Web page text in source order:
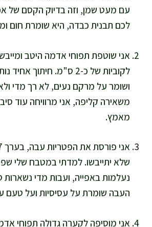
עם מעט שמן, וזה בדיוק הקסם של
לכם תבנית כבדה, היא שומרת חום
אני שוטפת תפוחי אדמה היטב
לקוביות של כ-2 ס"מ. חיתוך
ושומר על מרקם נעים, לא רך מדי
משאירה קליפה, אני מרוויחה עוד
מאמץ.
שלא יתייבשו. למדתי במטבח שלי
נעלמות באפייה, ועבות מדי נשארות
העבה שומרת על עסיסיות ועל טעם
אני מוסיפה לקערה גדולה תפוחי